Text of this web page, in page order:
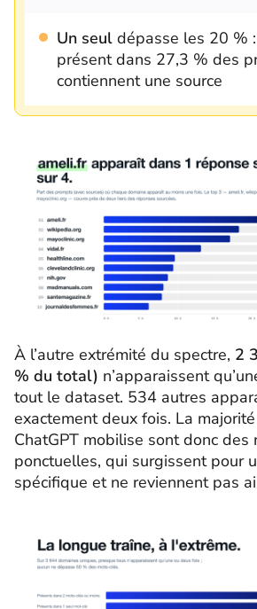
Un seul dépasse les 20 %
présent dans 27,3 % des
contiennent une source
À l’autre extrémité du spectre, 2
% du total) n’apparaissent
tout le dataset. 534 autres
exactement deux fois. La
ChatGPT mobilise sont donc des
ponctuelles, qui surgissent pour
spécifique et ne reviennent pas